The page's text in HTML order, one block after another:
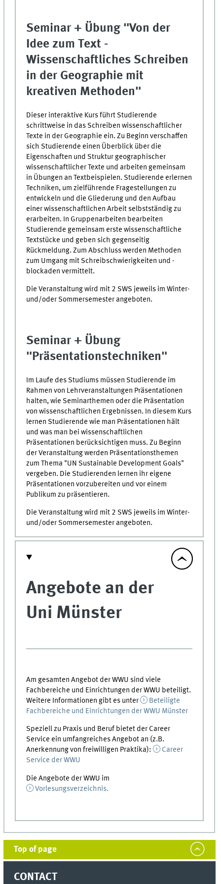
Seminar + Übung "Von der
Idee zum Text -
Wissenschaftliches Schreiben
in der Geographie mit
kreativen Methoden"
Dieser interaktive Kurs führt Studierende
schrittweise in das Schreiben wissenschaftlicher
Texte in der Geographie ein. Zu Beginn verschaffen
sich Studierende einen Überblick über die
Eigenschaften und Struktur geographischer
wissenschaftlicher Texte und arbeiten gemeinsam
in Übungen an Textbeispielen. Studierende erlernen
Techniken, um zielführende Fragestellungen zu
entwickeln und die Gliederung und den Aufbau
einer wissenschaftlichen Arbeit selbstständig zu
erarbeiten. In Gruppenarbeiten bearbeiten
Studierende gemeinsam erste wissenschaftliche
Textstücke und geben sich gegenseitig
Rückmeldung. Zum Abschluss werden Methoden
zum Umgang mit Schreibschwierigkeiten und -
blockaden vermittelt.
Die Veranstaltung wird mit 2 SWS jeweils im Winter-
und/oder Sommersemester angeboten.
Seminar + Übung
"Präsentationstechniken"
Im Laufe des Studiums müssen Studierende im
Rahmen von Lehrveranstaltungen Präsentationen
halten, wie Seminarthemen oder die Präsentation
von wissenschaftlichen Ergebnissen. In diesem Kurs
lernen Studierende wie man Präsentationen hält
und was man bei wissenschaftlichen
Präsentationen berücksichtigen muss. Zu Beginn
der Veranstaltung werden Präsentationsthemen
zum Thema "UN Sustainable Development Goals"
vergeben. Die Studierenden lernen ihr eigene
Präsentationen vorzubereiten und vor einem
Publikum zu präsentieren.
Die Veranstaltung wird mit 2 SWS jeweils im Winter-
und/oder Sommersemester angeboten.
Angebote an der
Uni Münster
Am gesamten Angebot der WWU sind viele
Fachbereiche und Einrichtungen der WWU beteiligt.
Weitere Informationen gibt es unter
Beteiligte
Fachbereiche und Einrichtungen der WWU Münster
Speziell zu Praxis und Beruf bietet der Career
Service ein umfangreiches Angebot an (z.B.
Anerkennung von freiwilligen Praktika):
Career
Service der WWU
Die Angebote der WWU im
Vorlesungsverzeichnis.
Top of page
CONTACT